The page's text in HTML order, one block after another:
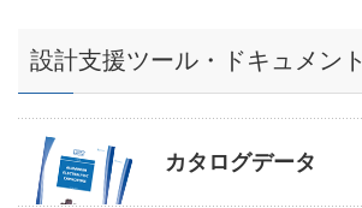
設計支援ツール・ドキュメント
カタログデータ